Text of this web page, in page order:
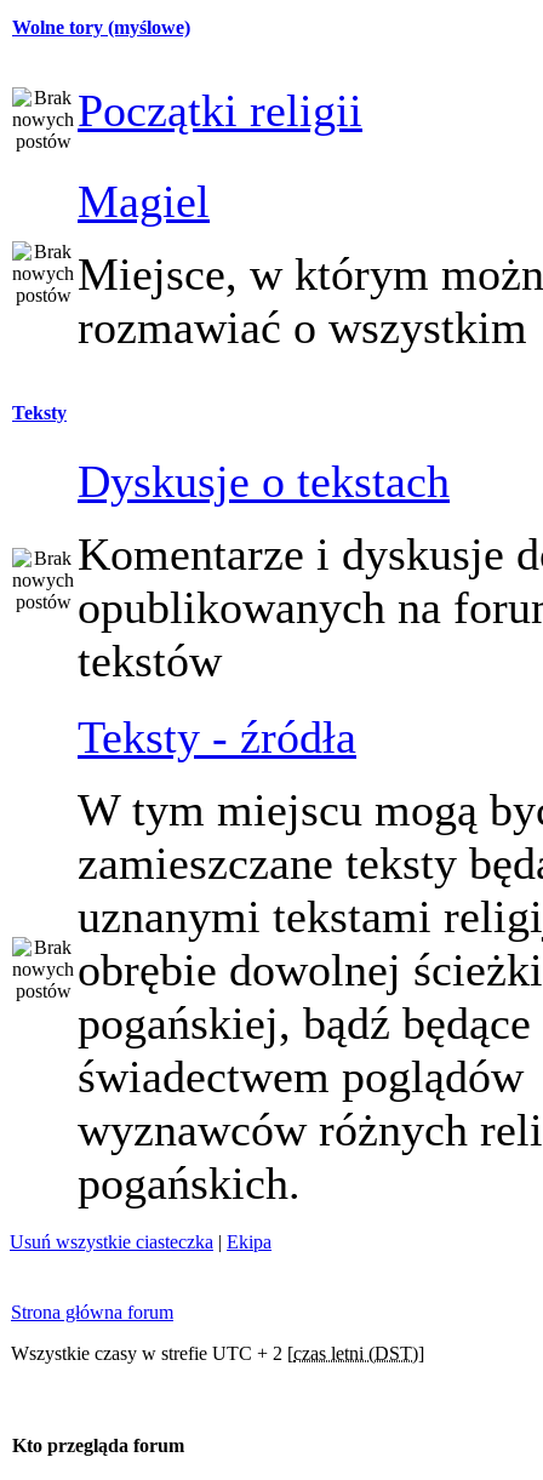
Wolne tory (myślowe)
Początki religii
Magiel
Miejsce, w którym
rozmawiać o wszystkim
Teksty
Dyskusje o tekstach
Komentarze i dyskusje
opublikowanych na
tekstów
Teksty - źródła
W tym miejscu mogą
zamieszczane teksty
uznanymi tekstami
obrębie dowolnej ścieżki
pogańskiej, bądź będące
świadectwem poglądów
wyznawców różnych
pogańskich.
Usuń wszystkie ciasteczka | Ekipa
Strona główna forum
Wszystkie czasy w strefie UTC + 2 [czas letni (DST)]
Kto przegląda forum